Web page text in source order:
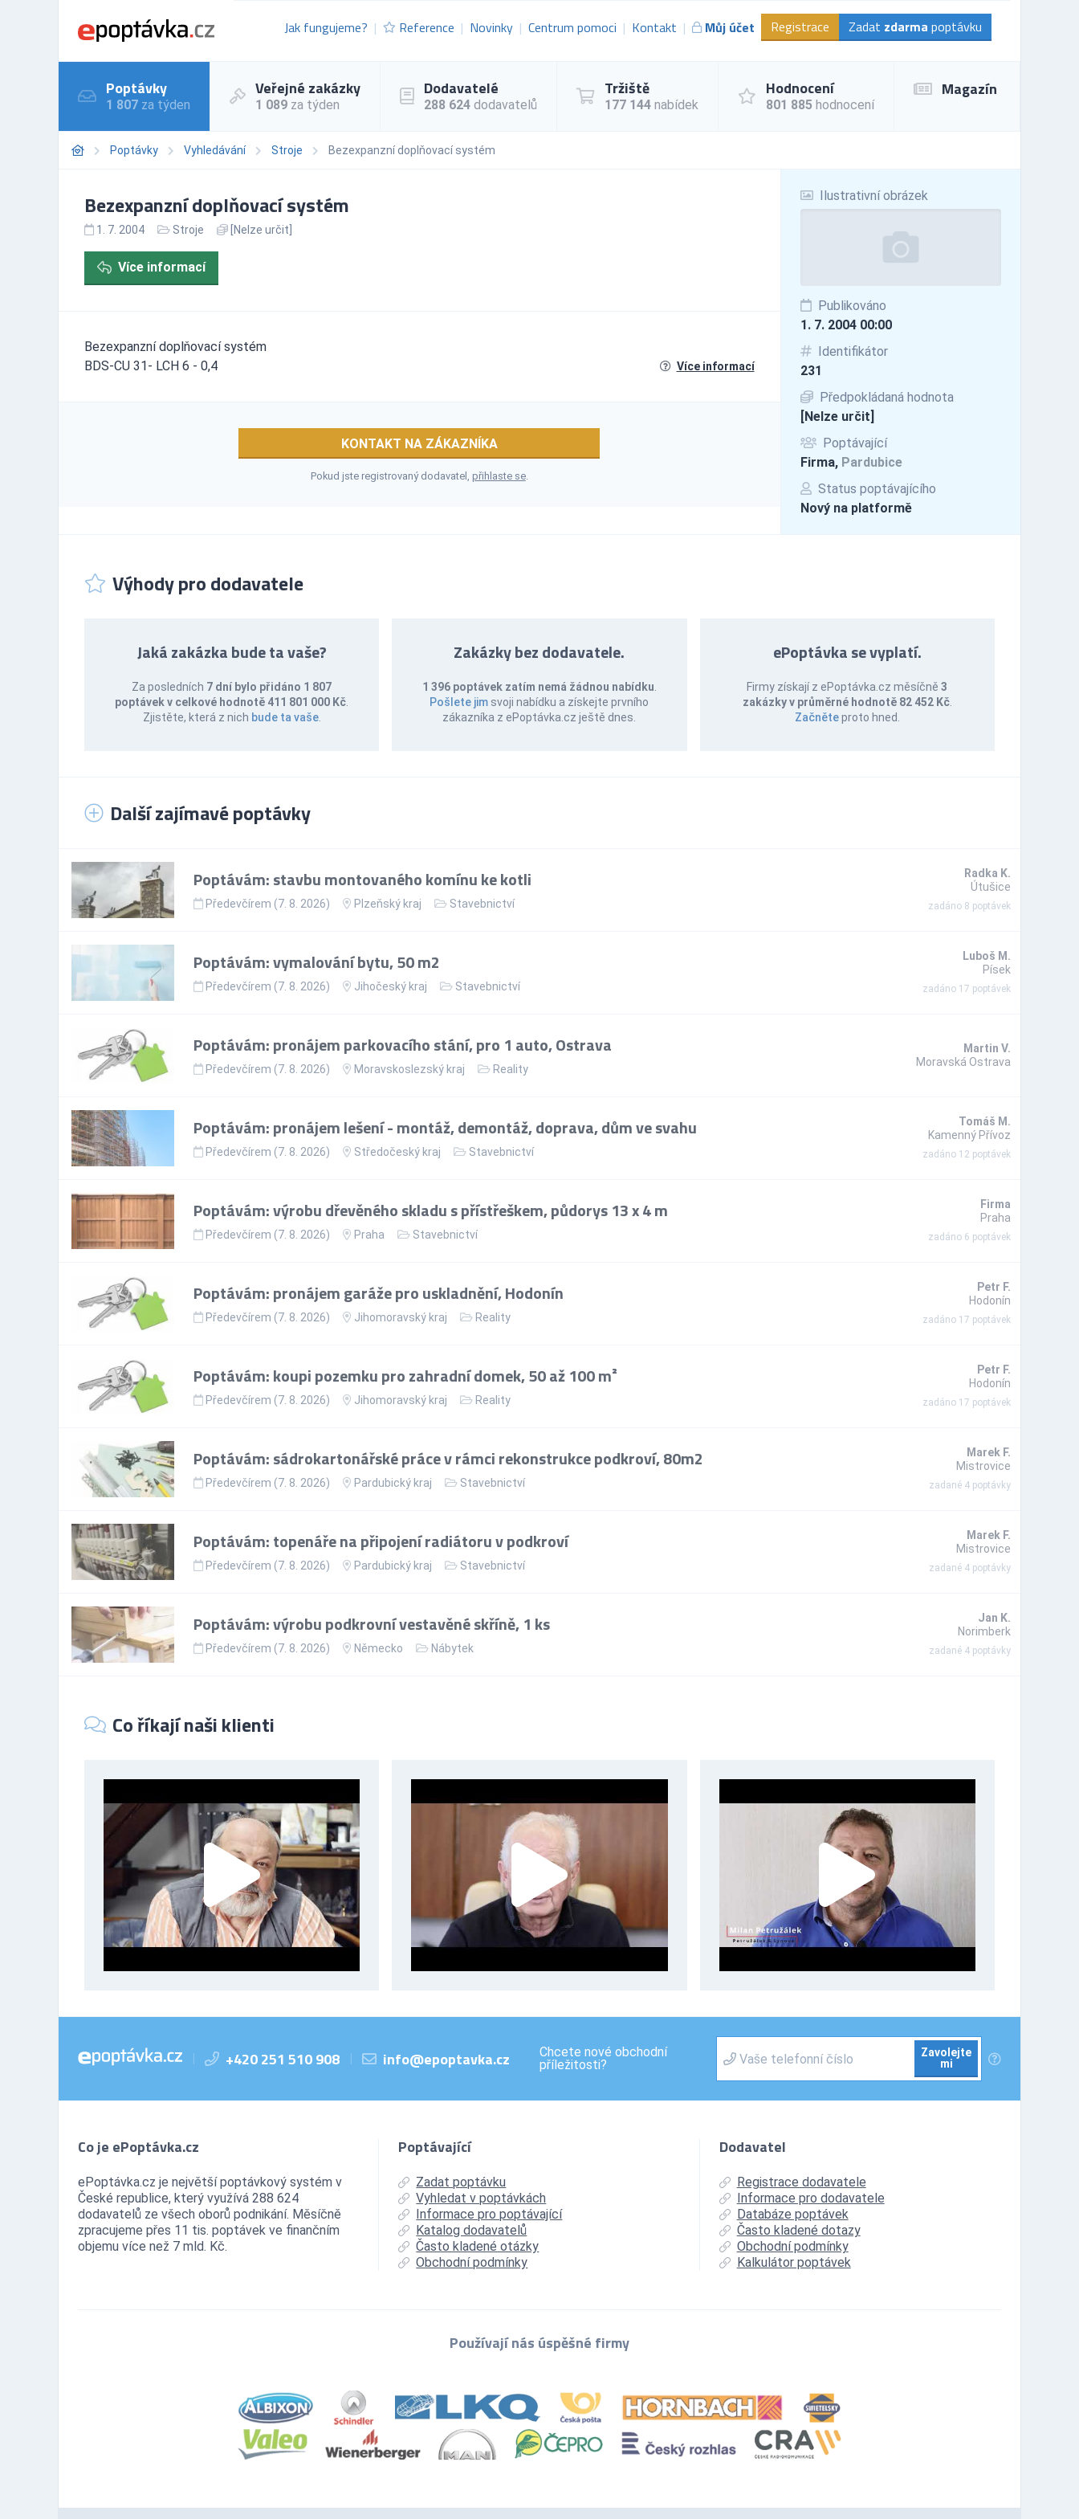
Jak fungujeme? Reference Novinky Centrum pomoci Kontakt Můj účet Registrace Zadat zdarma poptávku
Poptávky
1 807 za týden
Veřejné zakázky
1 089 za týden
Dodavatelé
288 624 dodavatelů
Tržiště
177 144 nabídek
Hodnocení
801 885 hodnocení
Magazín
Poptávky Vyhledávání Stroje Bezexpanzní doplňovací systém
Ilustrativní obrázek
Publikováno
1. 7. 2004 00:00
Identifikátor
231
Předpokládaná hodnota
[Nelze určit]
Poptávající
Firma, Pardubice
Status poptávajícího
Nový na platformě
Bezexpanzní doplňovací systém
1. 7. 2004 Stroje [Nelze určit]
Více informací
Bezexpanzní doplňovací systém
BDS-CU 31- LCH 6 - 0,4
Více informací
KONTAKT NA ZÁKAZNÍKA
Pokud jste registrovaný dodavatel, přihlaste se.
Výhody pro dodavatele
Jaká zakázka bude ta vaše?
Za posledních 7 dní bylo přidáno 1 807
poptávek v celkové hodnotě 411 801 000 Kč
Zjistěte, která z nich bude ta vaše.
Zakázky bez dodavatele.
1 396 poptávek zatím nemá žádnou nabídku
Pošlete jim svoji nabídku a získejte prvního
zákazníka z ePoptávka.cz ještě dnes.
ePoptávka se vyplatí.
Firmy získají z ePoptávka.cz měsíčně3
zakázky v průměrné hodnotě 82 452 Kč.
Začněteproto hned.
Další zajímavé poptávky
Poptávám: stavbu montovaného komínu ke kotli
Předevčírem (7. 8. 2026) Plzeňský kraj Stavebnictví
Radka K.
Útušice
zadáno 8 poptávek
Poptávám: vymalování bytu, 50 m2
Předevčírem (7. 8. 2026) Jihočeský kraj Stavebnictví
Luboš M.
Písek
zadáno 17 poptávek
Poptávám: pronájem parkovacího stání, pro 1 auto, Ostrava
Předevčírem (7. 8. 2026) Moravskoslezský kraj Reality
Martin V.
Moravská Ostrava
Poptávám: pronájem lešení - montáž, demontáž, doprava, dům ve svahu
Předevčírem (7. 8. 2026) Středočeský kraj Stavebnictví
Tomáš M.
Kamenný Přívoz
zadáno 12 poptávek
Poptávám: výrobu dřevěného skladu s přístřeškem, půdorys 13 x 4 m
Předevčírem (7. 8. 2026) Praha Stavebnictví
Firma
Praha
zadáno 6 poptávek
Poptávám: pronájem garáže pro uskladnění, Hodonín
Předevčírem (7. 8. 2026) Jihomoravský kraj Reality
Petr F.
Hodonín
zadáno 17 poptávek
Poptávám: koupi pozemku pro zahradní domek, 50 až 100 m²
Předevčírem (7. 8. 2026) Jihomoravský kraj Reality
Petr F.
Hodonín
zadáno 17 poptávek
Poptávám: sádrokartonářské práce v rámci rekonstrukce podkroví, 80m2
Předevčírem (7. 8. 2026) Pardubický kraj Stavebnictví
Marek F.
Mistrovice
zadané 4 poptávky
Poptávám: topenáře na připojení radiátoru v podkroví
Předevčírem (7. 8. 2026) Pardubický kraj Stavebnictví
Marek F.
Mistrovice
zadané 4 poptávky
Poptávám: výrobu podkrovní vestavěné skříně, 1 ks
Předevčírem (7. 8. 2026) Německo Nábytek
Jan K.
Norimberk
zadané 4 poptávky
Co říkají naši klienti
| +420 251 510 908 | info@epoptavka.cz
Chcete nové obchodní
příležitosti?
Zavolejte
mi
Co je ePoptávka.cz
ePoptávka.cz je největší poptávkový systém v
České republice, který využívá 288 624
dodavatelů ze všech oborů podnikání. Měsíčně
zpracujeme přes 11 tis. poptávek ve finančním
objemu více než 7 mld. Kč.
Poptávající
Zadat poptávku
Vyhledat v poptávkách
Informace pro poptávající
Katalog dodavatelů
Často kladené otázky
Obchodní podmínky
Dodavatel
Registrace dodavatele
Informace pro dodavatele
Databáze poptávek
Často kladené dotazy
Obchodní podmínky
Kalkulátor poptávek
Používají nás úspěšné firmy